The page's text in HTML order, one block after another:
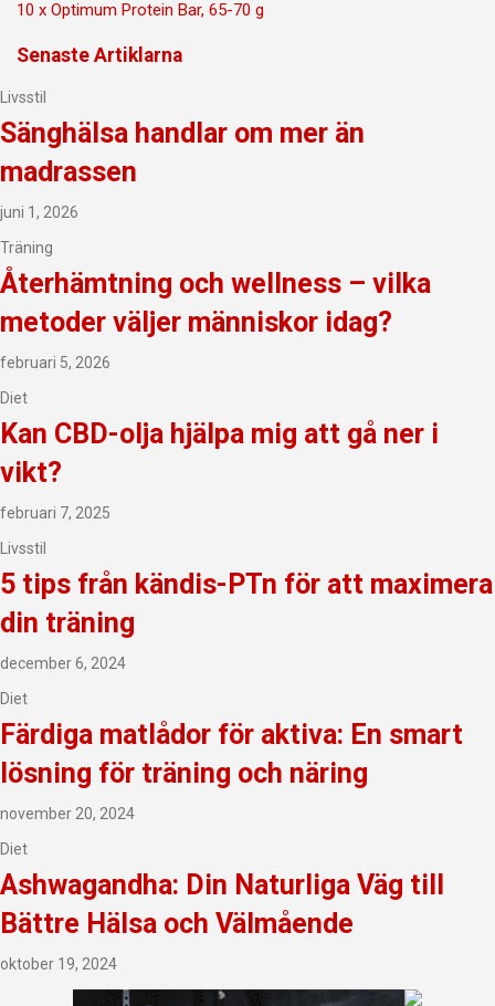
10 x Optimum Protein Bar, 65-70 g
Senaste Artiklarna
Livsstil
Sänghälsa handlar om mer än
madrassen
juni 1, 2026
Träning
Återhämtning och wellness – vilka
metoder väljer människor idag?
februari 5, 2026
Diet
Kan CBD-olja hjälpa mig att gå ner i
vikt?
februari 7, 2025
Livsstil
5 tips från kändis-PTn för att maximera
din träning
december 6, 2024
Diet
Färdiga matlådor för aktiva: En smart
lösning för träning och näring
november 20, 2024
Diet
Ashwagandha: Din Naturliga Väg till
Bättre Hälsa och Välmående
oktober 19, 2024